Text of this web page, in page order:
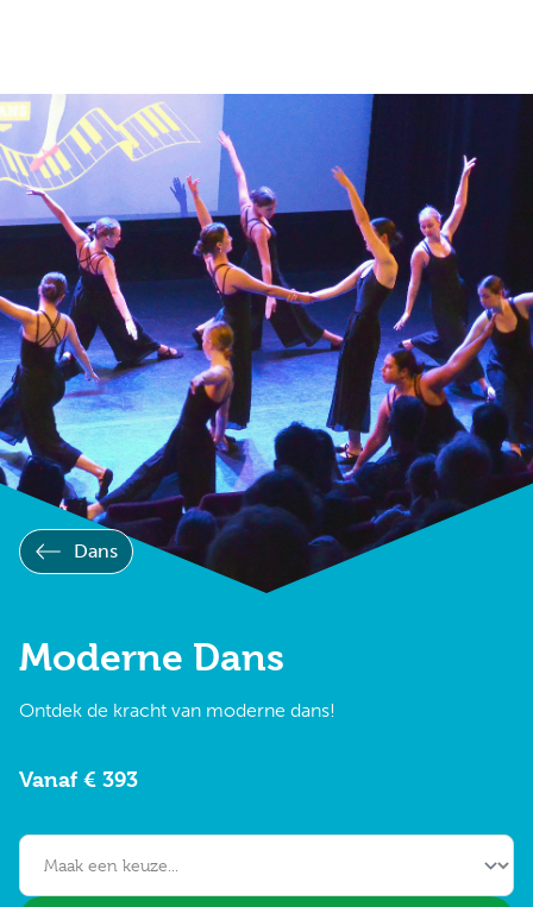
Dans
Moderne Dans
Ontdek de kracht van moderne dans!
Vanaf € 393